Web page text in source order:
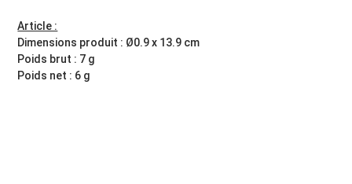
Article :
Dimensions produit : Ø0.9 x 13.9 cm
Poids brut : 7 g
Poids net : 6 g